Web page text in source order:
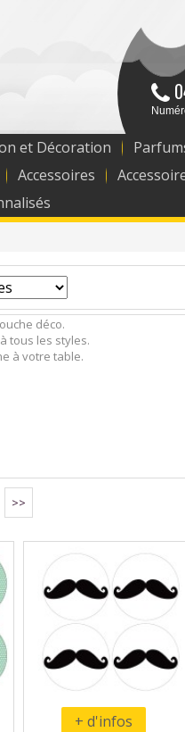
et Décoration
Accessoires
déco.
tous les styles.
à votre table.
>>
+ d'infos